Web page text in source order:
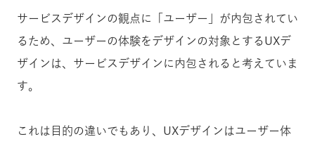
サービスデザインの観点に「ユーザー」が内包されてい
るため、ユーザーの体験をデザインの対象とするUXデ
ザインは、サービスデザインに内包されると考えていま
す。
これは目的の違いでもあり、UXデザインはユーザー体